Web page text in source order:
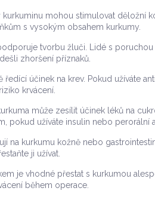
kurkuminu mohou stimulovat děložní
s vysokým obsahem kurkumy.
tvorbu žluči. Lidé s
zhoršení příznaků.
ředící účinek na krev. Pokud užíváte
krvácení.
může zesílit účinek léků na
pokud užíváte insulin nebo perorální
na kurkumu kožně nebo
ji užívat.
je vhodné přestat s kurkumou
během operace.